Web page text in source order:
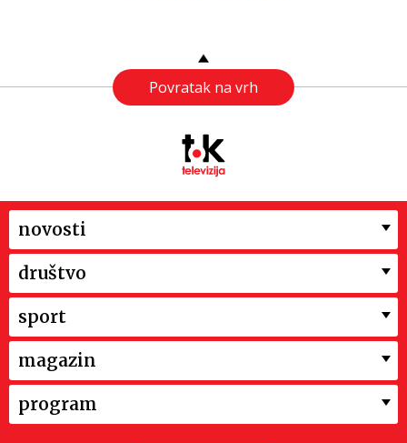
Povratak na vrh
novosti
društvo
sport
magazin
program